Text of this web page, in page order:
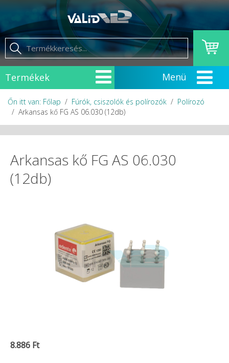
Termékek
Őn itt van: Főlap Fúrók, csiszolók és polírozók
Polírozó
Arkansas kő FG AS 06.030 (12db)
Arkansas kő FG AS 06.030
(12db)
8.886 Ft